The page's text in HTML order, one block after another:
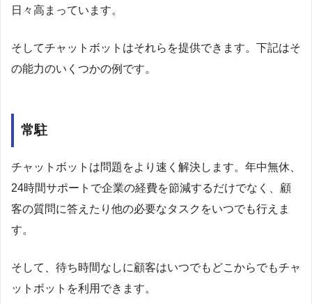
日々高まっています。
そしてチャットボットはそれらを提供できます。下記はそ
の能力のいくつかの例です。
常駐
チャットボットは問題をより速く解決します。年中無休、
24時間サポートで企業の経費を節減するだけでなく、顧
客の質問に答えたり他の必要なタスクをいつでも行えま
す。
そして、待ち時間なしに顧客はいつでもどこからでもチャ
ットボットを利用できます。